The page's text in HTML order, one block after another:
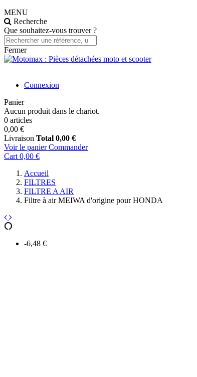
MENU
Recherche
Que souhaitez-vous trouver ?
Fermer
Connexion
Panier
Aucun produit dans le chariot.
0 articles
0,00 €
Livraison Total 0,00 €
Voir le panier Commander
Cart 0,00 €
Accueil
FILTRES
FILTRE A AIR
Filtre à air MEIWA d'origine pour HONDA
-6,48 €